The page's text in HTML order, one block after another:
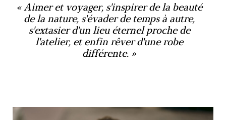
Aimer et voyager, s'inspirer de la beauté
de la nature, s'évader de temps à autre,
s'extasier d'un lieu éternel proche de
l'atelier, et enfin rêver d'une robe
différente.